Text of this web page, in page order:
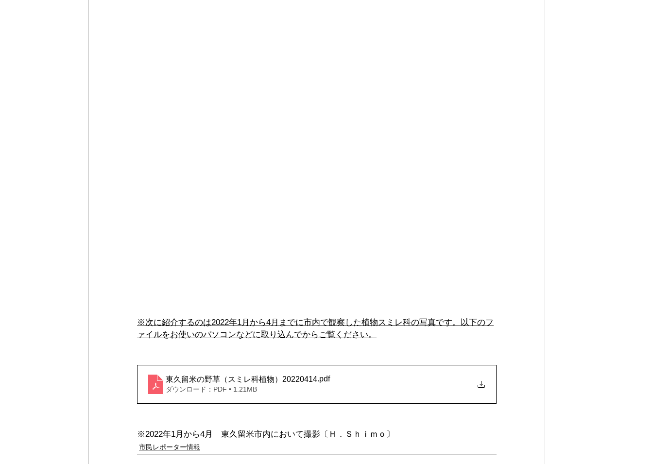
※次に紹介するのは2022年1月から4月までに市内で観察した植物スミレ科の写真です。以下のフ
ァイルをお使いのパソコンなどに取り込んでからご覧ください。
東久留米の野草（スミレ科植物）20220414.pdf
ダウンロード：PDF • 1.21MB
※2022年1月から4月　東久留米市内において撮影〔Ｈ．Ｓｈｉｍｏ〕
市民レポーター情報